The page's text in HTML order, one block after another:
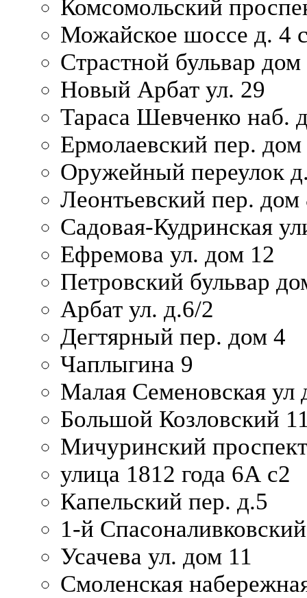
Комсомольский
Можайское шоссе д. 4
Страстной бульвар дом
Новый Арбат ул. 29
Тараса Шевченко наб.
Ермолаевский пер. дом
Оружейный переулок
Леонтьевский пер. дом
Садовая-Кудринская
Ефремова ул. дом 12
Петровский бульвар
Арбат ул. д.6/2
Дегтярный пер. дом 4
Чаплыгина 9
Малая Семеновская ул
Большой Козловский
Мичуринский
улица 1812 года 6А с2
Капельский пер. д.5
1-й
Усачева ул. дом 11
Смоленская